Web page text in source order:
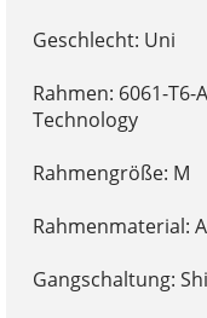
Geschlecht: Uni
Rahmen: 6061-
Technology
Rahmengröße: M
Rahmenmaterial:
Gangschaltung: